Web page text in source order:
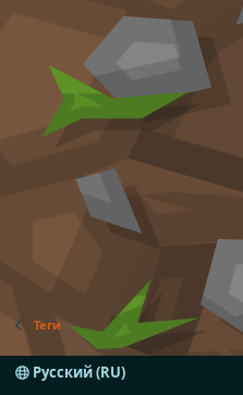
Теги
Русский (RU)